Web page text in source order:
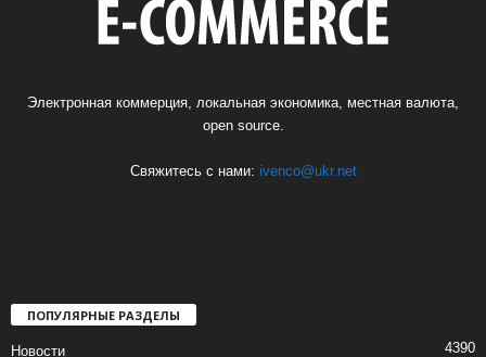
Электронная коммерция, локальная экономика, местная валюта,
open source.
Свяжитесь с нами: ivenco@ukr.net
ПОПУЛЯРНЫЕ РАЗДЕЛЫ
Новости 4390